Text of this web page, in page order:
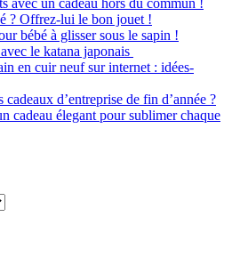
avec un cadeau hors du commun !
? Offrez-lui le bon jouet !
bébé à glisser sous le sapin !
le katana japonais
en cuir neuf sur internet : idées-
d’entreprise de fin d’année ?
cadeau élegant pour sublimer chaque